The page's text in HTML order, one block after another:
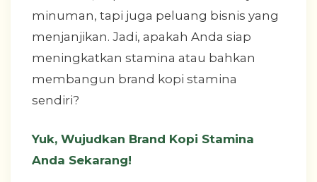
minuman, tapi juga peluang bisnis yang
menjanjikan. Jadi, apakah Anda siap
meningkatkan stamina atau bahkan
membangun brand kopi stamina
sendiri?
Yuk, Wujudkan Brand Kopi Stamina
Anda Sekarang!